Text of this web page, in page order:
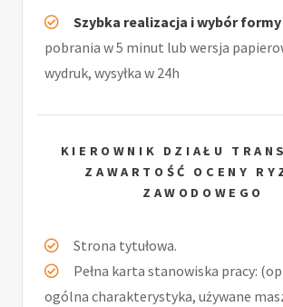
Szybka realizacja i wybór formy
pobrania w 5 minut lub wersja
wydruk, wysyłka w 24h
KIEROWNIK DZIAŁU
ZAWARTOŚĆ OCENY
ZAWODOWEGO
Strona tytułowa.
Pełna karta stanowiska pracy:
ogólna charakterystyka, używane